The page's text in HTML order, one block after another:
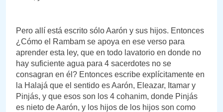
Pero allí está escrito sólo Aarón y sus hijos. Entonces
¿Cómo el Rambam se apoya en ese verso para
aprender esta ley, que en todo lavatorio en donde no
hay suficiente agua para 4 sacerdotes no se
consagran en él? Entonces escribe explícitamente en
la Halajá que el sentido es Aarón, Eleazar, Itamar y
Pinjás, y que esos son los 4 cohanim, donde Pinjás
es nieto de Aarón, y los hijos de los hijos son como